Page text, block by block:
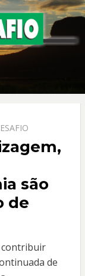
são
de
contribuir
de